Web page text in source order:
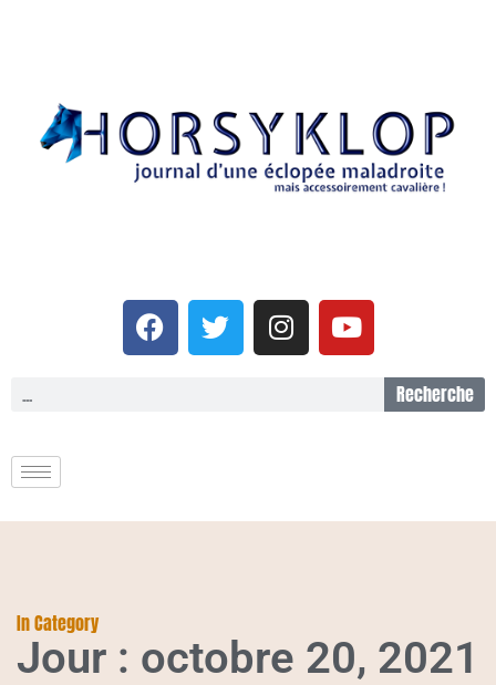
Recherche
In Category
Jour : octobre 20, 2021